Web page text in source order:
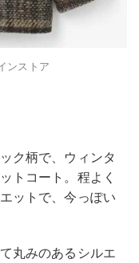
ンストア
ク柄で、ウィンタ
トコート。程よく
ットで、今っぽい
丸みのあるシルエ